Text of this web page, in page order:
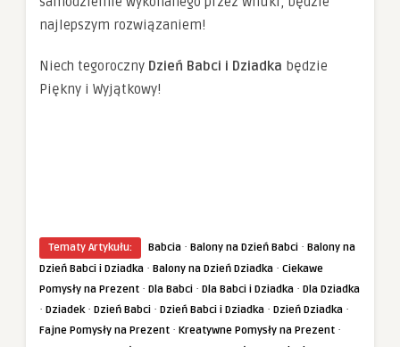
najlepszym rozwiązaniem!
Niech tegoroczny Dzień Babci i Dziadka będzie
Piękny i Wyjątkowy!
Tematy Artykułu: Babcia · Balony na Dzień Babci · Balony na
Dzień Babci i Dziadka · Balony na Dzień Dziadka · Ciekawe
Pomysły na Prezent · Dla Babci · Dla Babci i Dziadka · Dla Dziadka
· Dziadek· Dzień Babci · Dzień Babci i Dziadka · Dzień Dziadka ·
Fajne Pomysły na Prezent · Kreatywne Pomysły na Prezent ·